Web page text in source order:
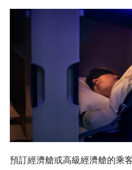
預訂經濟艙或高級經濟艙的乘